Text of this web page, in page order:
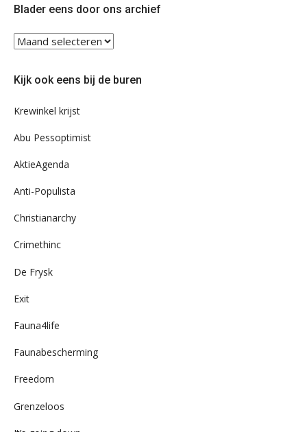
Blader eens door ons archief
Blader
eens
ons
Kijk ook eens bij de buren
Krewinkel krijst
Abu Pessoptimist
AktieAgenda
Anti-Populista
Christianarchy
Crimethinc
De Frysk
Exit
Fauna4life
Faunabescherming
Freedom
Grenzeloos